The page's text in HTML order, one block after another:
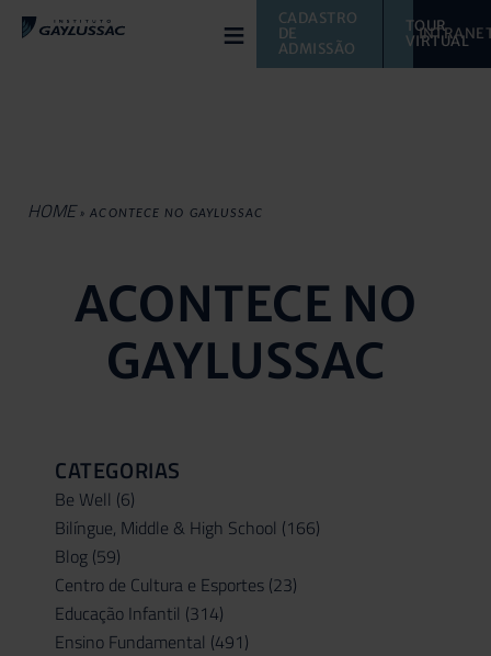
≡
CADASTRO
DE
ADMISSÃO
TOUR
VIRTUAL
HOME »ACONTECE NO GAYLUSSAC
ACONTECE NO
GAYLUSSAC
CATEGORIAS
Be Well (6)
Bilíngue, Middle & High School (166)
Blog (59)
Centro de Cultura e Esportes (23)
Educação Infantil (314)
Ensino Fundamental (491)